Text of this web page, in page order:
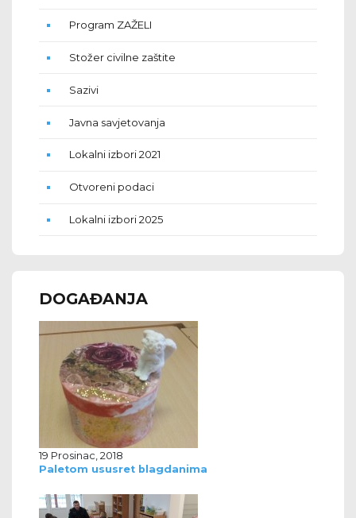
Program ZAŽELI
Stožer civilne zaštite
Sazivi
Javna savjetovanja
Lokalni izbori 2021
Otvoreni podaci
Lokalni izbori 2025
DOGAĐANJA
19 Prosinac, 2018
Paletom ususret blagdanima